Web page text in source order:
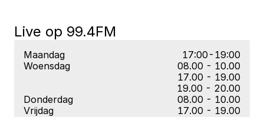
Live op 99.4FM
Maandag
17:00-19:00
Woensdag
08.00 - 10.00
17.00 - 19.00
19.00 - 20.00
Donderdag
08.00 - 10.00
Vrijdag
17.00 - 19.00